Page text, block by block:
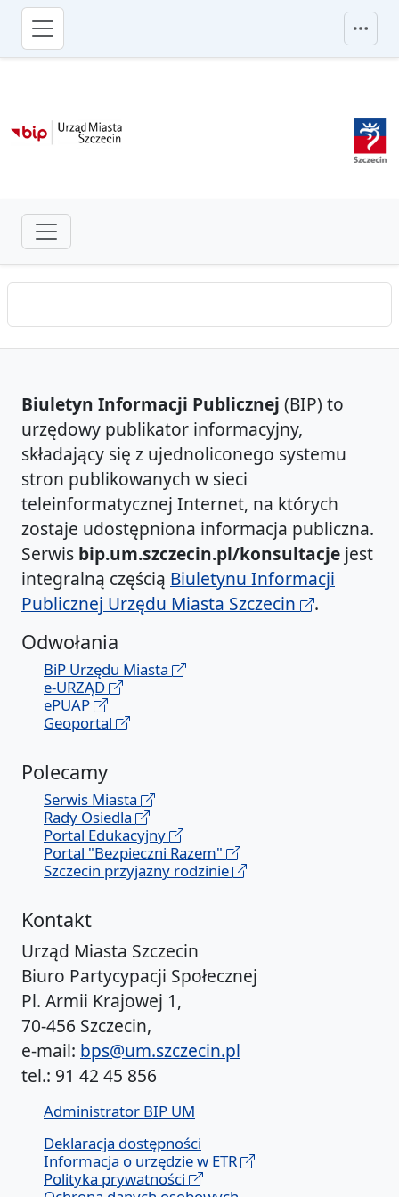
przejdź do głównego menu
polityki prywatności
Biuletyn Informacji Publicznej (BIP) to
urzędowy publikator informacyjny,
składający się z ujednoliconego systemu
stron publikowanych w sieci
teleinformatycznej Internet, na których
zostaje udostępniona informacja publiczna.
Serwis bip.um.szczecin.pl/konsultacje jest
integralną częścią Biuletynu Informacji
Publicznej Urzędu Miasta Szczecin
.
Odwołania
BiP Urzędu Miasta
e-URZĄD
ePUAP
Geoportal
Polecamy
Serwis Miasta
Rady Osiedla
Portal Edukacyjny
Portal "Bezpieczni Razem"
Szczecin przyjazny rodzinie
Kontakt
Urząd Miasta Szczecin
Biuro Partycypacji Społecznej
Pl. Armii Krajowej 1,
70-456 Szczecin,
e-mail: bps@um.szczecin.pl
tel.: 91 42 45 856
Administrator BIP UM
Deklaracja dostępności
Informacja o urzędzie w ETR
Polityka prywatności